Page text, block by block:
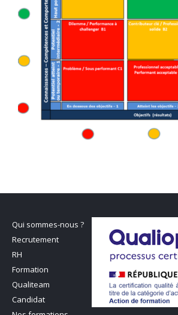
Qui sommes-nous ?
Recrutement
RH
Formation
Qualiteam
Candidat